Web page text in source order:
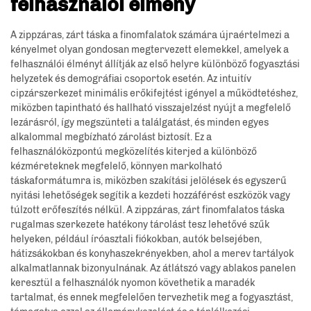
A zippzáras, zárt táska a finomfalatok számára újraértelmezi a
kényelmet olyan gondosan megtervezett elemekkel, amelyek a
felhasználói élményt állítják az első helyre különböző fogyasztási
helyzetek és demográfiai csoportok esetén. Az intuitív
cipzárszerkezet minimális erőkifejtést igényel a működtetéshez,
miközben tapintható és hallható visszajelzést nyújt a megfelelő
lezárásról, így megszünteti a találgatást, és minden egyes
alkalommal megbízható zárolást biztosít. Ez a
felhasználóközpontú megközelítés kiterjed a különböző
kézméreteknek megfelelő, könnyen markolható
táskaformátumra is, miközben szakítási jelölések és egyszerű
nyitási lehetőségek segítik a kezdeti hozzáférést eszközök vagy
túlzott erőfeszítés nélkül. A zippzáras, zárt finomfalatos táska
rugalmas szerkezete hatékony tárolást tesz lehetővé szűk
helyeken, például íróasztali fiókokban, autók belsejében,
hátizsákokban és konyhaszekrényekben, ahol a merev tartályok
alkalmatlannak bizonyulnának. Az átlátszó vagy ablakos panelen
keresztül a felhasználók nyomon követhetik a maradék
tartalmat, és ennek megfelelően tervezhetik meg a fogyasztást,